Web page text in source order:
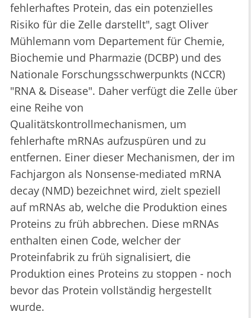
fehlerhaftes Protein, das ein potenzielles
Risiko für die Zelle darstellt", sagt Oliver
Mühlemann vom Departement für Chemie,
Biochemie und Pharmazie (DCBP) und des
Nationale Forschungsschwerpunkts (NCCR)
"RNA & Disease". Daher verfügt die Zelle über
eine Reihe von
Qualitätskontrollmechanismen, um
fehlerhafte mRNAs aufzuspüren und zu
entfernen. Einer dieser Mechanismen, der im
Fachjargon als Nonsense-mediated mRNA
decay (NMD) bezeichnet wird, zielt speziell
auf mRNAs ab, welche die Produktion eines
Proteins zu früh abbrechen. Diese mRNAs
enthalten einen Code, welcher der
Proteinfabrik zu früh signalisiert, die
Produktion eines Proteins zu stoppen - noch
bevor das Protein vollständig hergestellt
wurde.